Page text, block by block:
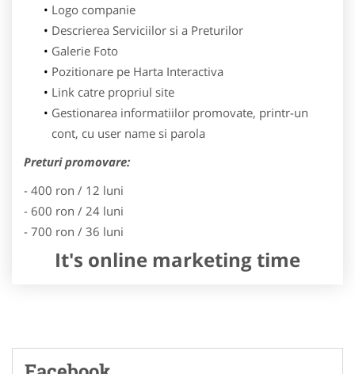
Logo companie
Descrierea Serviciilor si a Preturilor
Galerie Foto
Pozitionare pe Harta Interactiva
Link catre propriul site
Gestionarea informatiilor promovate, printr-un
cont, cu user name si parola
Preturi promovare:
- 400 ron / 12 luni
- 600 ron / 24 luni
- 700 ron / 36 luni
It's online marketing time